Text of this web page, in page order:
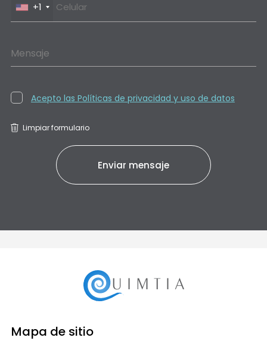
+1
Mensaje
Acepto las Políticas de privacidad y uso de datos
Limpiar formulario
Mapa de sitio